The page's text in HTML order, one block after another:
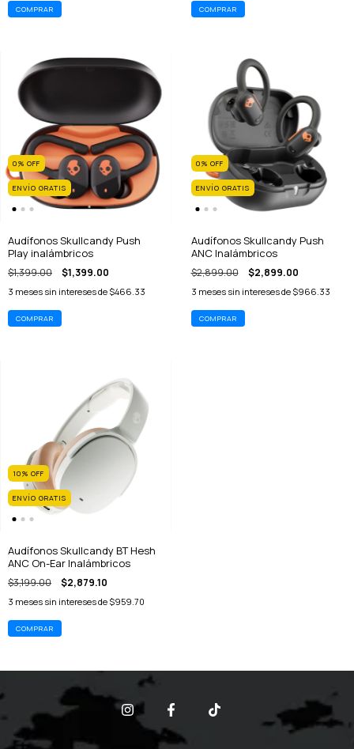
0% OFF
ENVÍO GRATIS
Audífonos Skullcandy Push
Play inalámbricos
$1,399.00 $1,399.00
3 meses sin intereses de $466.33
0% OFF
ENVÍO GRATIS
Audífonos Skullcandy Push
ANC Inalámbricos
$2,899.00 $2,899.00
3 meses sin intereses de $966.33
10% OFF
ENVÍO GRATIS
Audífonos Skullcandy BT Hesh
ANC On-Ear Inalámbricos
$3,199.00 $2,879.10
3 meses sin intereses de $959.70